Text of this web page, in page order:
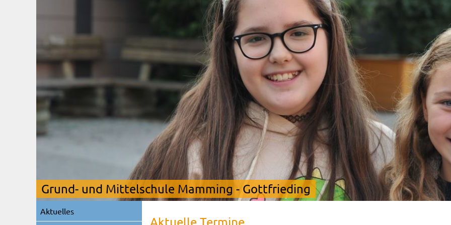
Grund- und Mittelschule Mamming - Gottfrieding
Aktuelle Termine
Navigation
überspringen
Aktuelles